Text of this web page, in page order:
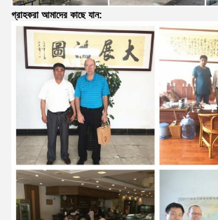
গ্রাহকরা আমাদের কাছে যান: